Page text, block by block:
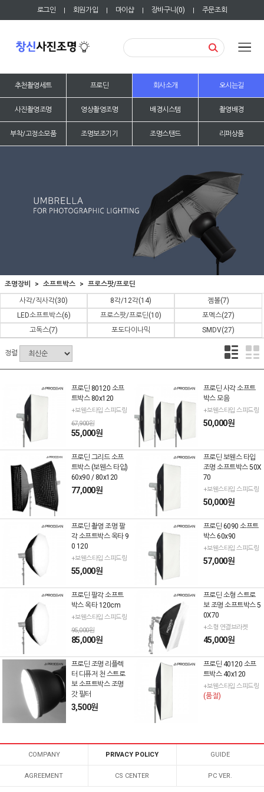
로그인 | 회원가입 | 마이샵 | 장바구니(0) | 주문조회
추천촬영세트 프로딘 회사소개 오시는길
사진촬영조명 영상촬영조명 배경시스템 촬영배경
부착/고정소모품 조명보조기기 조명스탠드 리퍼상품
조명장비 소프트박스
프로스팟/프로딘
사각/직사각(30) 8각/12각(14) 젬볼(7)
LED소프트박스(6) 프로스팟/프로딘(10) 포멕스(27)
고독스(7) 포도다이나믹 SMDV(27)
정렬
프로딘 80120 소프
트박스 80x120
+보웬스타입 스피드링
67,900원
55,000원
프로딘 사각 소프트
박스 모음
+보웬스타입 스피드링
50,000원
프로딘 그리드 소프
트박스 (보웬스 타입)
60x90 / 80x120
77,000원
프로딘 보웬스 타입
조명 소프트박스 50X
70
+보웬스타입 스피드링
50,000원
프로딘 촬영 조명 팔
각 소프트박스 옥타 9
0 120
+보웬스타입 스피드링
55,000원
프로딘 6090 소프트
박스 60x90
+보웬스타입 스피드링
57,000원
프로딘 팔각 소프트
박스 옥타 120cm
+보웬스타입 스피드링
95,000원
85,000원
프로딘 소형 스트로
보 조명 소프트박스 5
0X70
+소형 연결브라켓
45,000원
프로딘 조명 리플렉
터 디퓨저 천 스트로
보 소프트박스 조명
갓 필터
3,500원
프로딘 40120 소프
트박스 40x120
+보웬스타입 스피드링
(품절)
COMPANY PRIVACY POLICY GUIDE
AGREEMENT CS CENTER PC VER.